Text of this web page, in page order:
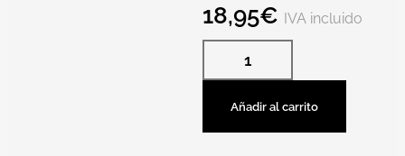
18,95€ IVA incluido
Añadir al carrito